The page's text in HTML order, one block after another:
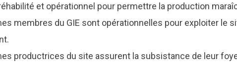
et opérationnel pour permettre la production
membres du GIE sont opérationnelles pour exploiter le
productrices du site assurent la subsistance de leur